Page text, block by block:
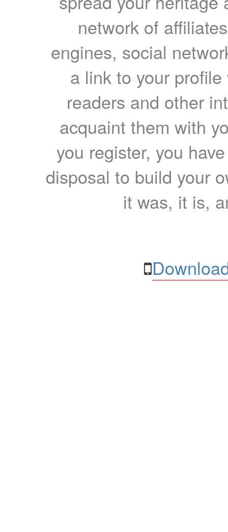
network of
engines, social
a link to your
readers and other
acquaint them with
you register, you
disposal to build your
it was, it is,